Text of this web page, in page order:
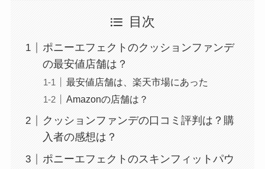
目次
ポニーエフェクトのクッションファンデ
の最安値店舗は？
最安値店舗は、楽天市場にあった
Amazonの店舗は？
クッションファンデの口コミ評判は？購
入者の感想は？
ポニーエフェクトのスキンフィットパウ